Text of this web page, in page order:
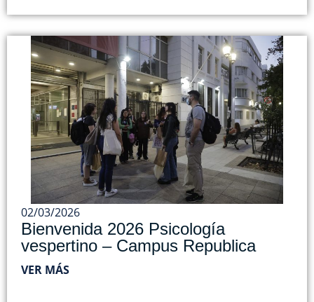
02/03/2026
Bienvenida 2026 Psicología
vespertino – Campus Republica
VER MÁS